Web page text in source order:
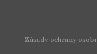
Zásady ochrany